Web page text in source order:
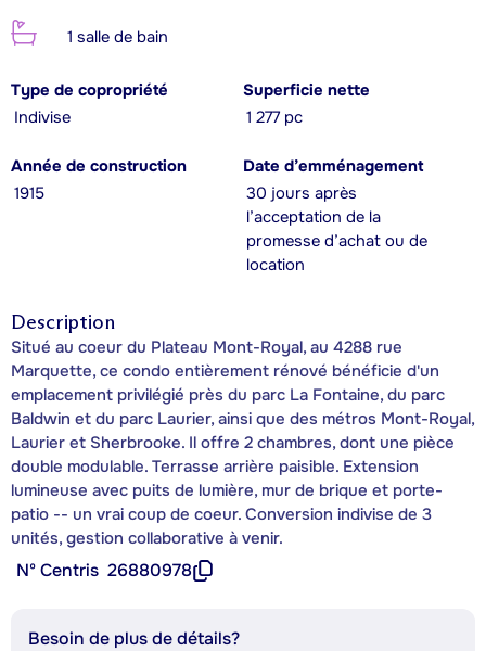
1 salle de bain
Type de copropriété
Indivise
Superficie nette
1 277 pc
Année de construction
1915
Date d’emménagement
30 jours après
l’acceptation de la
promesse d’achat ou de
location
Description
Situé au coeur du Plateau Mont-Royal, au 4288 rue
Marquette, ce condo entièrement rénové bénéficie d'un
emplacement privilégié près du parc La Fontaine, du parc
Baldwin et du parc Laurier, ainsi que des métros Mont-Royal,
Laurier et Sherbrooke. Il offre 2 chambres, dont une pièce
double modulable. Terrasse arrière paisible. Extension
lumineuse avec puits de lumière, mur de brique et porte-
patio -- un vrai coup de coeur. Conversion indivise de 3
unités, gestion collaborative à venir.
Nº Centris 26880978
Besoin de plus de détails?